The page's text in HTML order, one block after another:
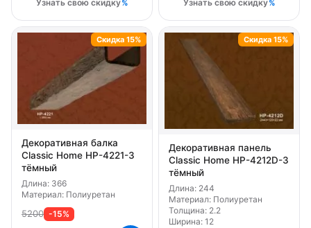
Узнать свою скидку Узнать свою скидку
Декоративная балка
Classic Home HP-4221-3
тёмный
Длина: 366
Материал: Полиуретан
5200 -15%
Скидка 15%
Декоративная панель
Classic Home HP-4212D-3
тёмный
Длина: 244
Материал: Полиуретан
Толщина: 2.2
Ширина: 12
Скидка 15%